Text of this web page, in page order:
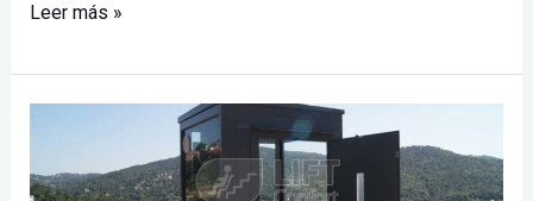
Leer más »
|